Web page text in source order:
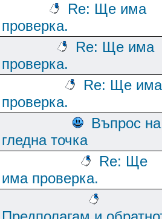
Re: Ще има
проверка.
Re: Ще има
проверка.
Re: Ще има
проверка.
Въпрос на
гледна точка
Re: Ще
има проверка.